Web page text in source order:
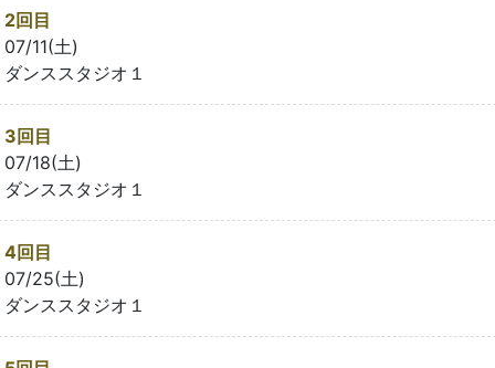
2回目
07/11(土)
ダンススタジオ１
3回目
07/18(土)
ダンススタジオ１
4回目
07/25(土)
ダンススタジオ１